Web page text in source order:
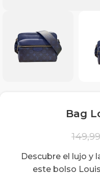
Bag
Descubre el lujo y
este bolso